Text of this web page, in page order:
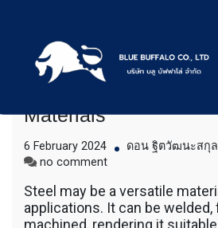
Bluebuffalo บลู
โล่ ให้บริการเช่า
เครื่องจักร อย่า
บริการให้เช่าเครื่องจักร สำหรับใ
โดยเครื่องจักรที่นำมาบริการเป็น
ใหม่ ทันสมัย ทำงานรวดเร็ว ได้ผ
ราคายุติธรรม ขุดดิน ตักหิน ตักท
แร่ ตักสินค้าต่างๆ ขนย้ายเครื่อง
เทลเลอร์ รถพื้นเรียบชานต่ำ
สินค้า โดยรถพ่วงดั๊มพ์ จำหน่าย
Types of Stainlesss
Materials
6 February 2024
ดอน ฐิตวัฒนะสกุล
no commenton
of
Stainlesss
steel
Steel may be a versatile
applications. It can be welded,
machined, rendering it